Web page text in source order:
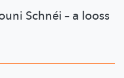
Schnéi – a looss